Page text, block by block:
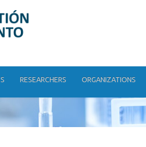
RESEARCHERS ORGANIZATIONS